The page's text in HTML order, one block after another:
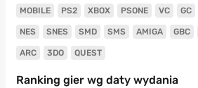
MOBILE PS2 XBOX PSONE VC GC
NES SNES SMD SMS AMIGA GBC
ARC 3DO QUEST
Ranking gier wg daty wydania